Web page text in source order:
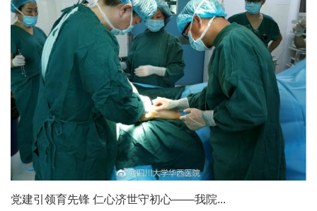
党建引领育先锋 仁心济世守初心——我院...